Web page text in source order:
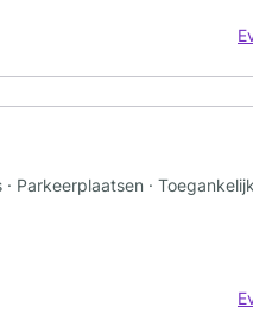
Parkeerplaatsen ·